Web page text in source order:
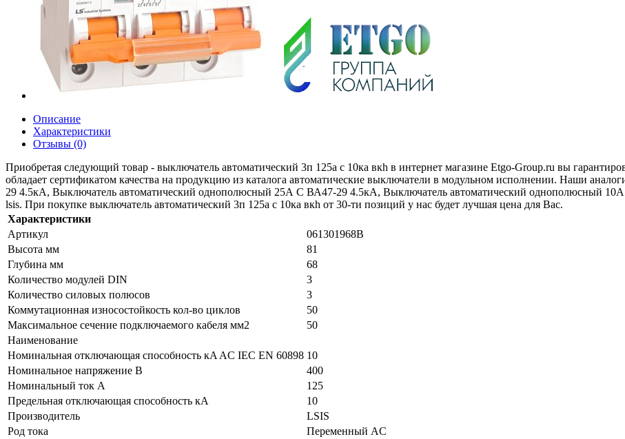
Описание
Характеристики
Отзывы (0)
Приобретая следующий товар - выключатель автоматический 3п 125а с 10ка вкh в интернет магазине Etgo-Group.ru вы
обладает сертификатом качества на продукцию из каталога автоматические выключатели в модульном исполнении. Наши
29 4.5кА, Выключатель автоматический однополюсный 25А C ВА47-29 4.5кА, Выключатель автоматический однополюсный
lsis. При покупке выключатель автоматический 3п 125а с 10ка вкh от 30-ти позиций у нас будет лучшая цена для Вас.
Характеристики
Артикул
061301968B
Высота мм
81
Глубина мм
68
Количество модулей DIN
3
Количество силовых полюсов
3
Коммутационная износостойкость кол-во циклов
50
Максимальное сечение подключаемого кабеля мм2
50
Наименование
Номинальная отключающая способность кA AC IEC EN 60898 10
Номинальное напряжение В
400
Номинальный ток А
125
Предельная отключающая способность кA
10
Производитель
LSIS
Род тока
Переменный AC